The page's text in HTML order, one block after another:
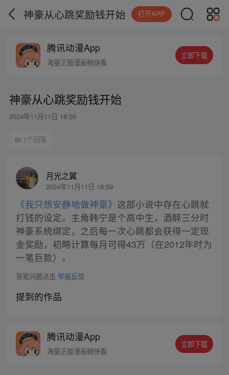
神豪从心跳奖励钱开始 打开APP
腾讯动漫App
海量正版漫画畅快看
立即下载
神豪从心跳奖励钱开始
2024年11月11日 18:59
1个回答
月光之翼
2024年11月11日 18:59
《我只想安静地做神豪》 这部小说中存在心跳就
打钱的设定。主角韩宁是个高中生，酒醉三分时
神豪系统绑定，之后每一次心跳都会获得一定现
金奖励，初略计算每月可得43万（在2012年时为
一笔巨款）。
答案问题点击 举报反馈
提到的作品
腾讯动漫App
海量正版漫画畅快看
立即下载